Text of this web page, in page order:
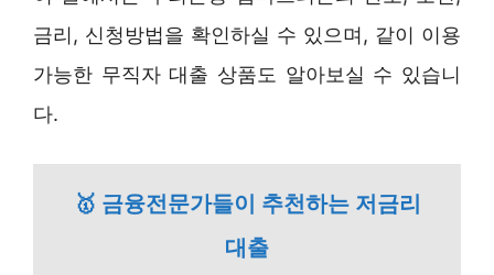
금리, 신청방법을 확인하실 수 있으며, 같이 이용
가능한 무직자 대출 상품도 알아보실 수 있습니
다.
🥇 금융전문가들이 추천하는 저금리
대출